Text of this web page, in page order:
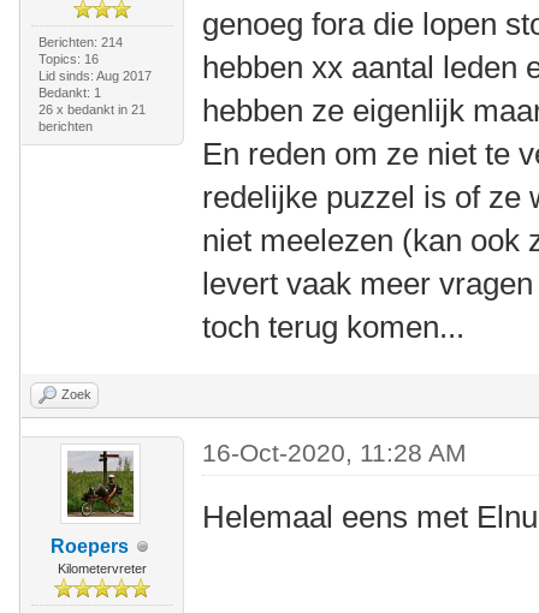
Berichten: 214
Topics: 16
Lid sinds: Aug 2017
Bedankt: 1
26 x bedankt in 21
berichten
genoeg fora die lopen
hebben xx aantal leden
hebben ze eigenlijk
En reden om ze niet te
redelijke puzzel is of ze
niet meelezen (kan ook
levert vaak meer
toch terug komen...
Zoek
Roepers
Kilometervreter
16-Oct-2020, 11:28 AM
Helemaal eens met